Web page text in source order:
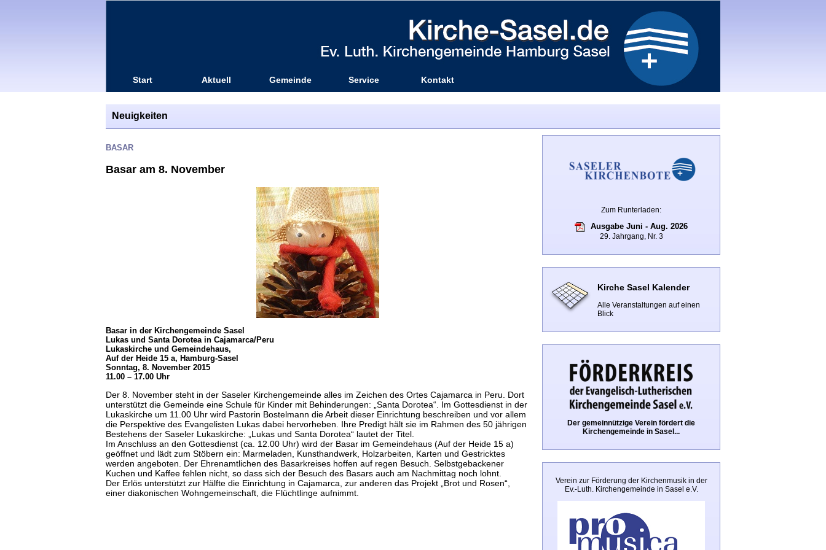
Start Aktuell Gemeinde Service Kontakt
Neuigkeiten
Zum Runterladen:
Ausgabe Juni - Aug. 2026
29. Jahrgang, Nr. 3
Kirche Sasel Kalender
Alle Veranstaltungen auf einen
Blick
Der gemeinnützige Verein fördert die
Kirchengemeinde in Sasel...
Verein zur Förderung der Kirchenmusik in der
Ev.-Luth. Kirchengemeinde in Sasel e.V.
BASAR
Basar am 8. November
Basar in der Kirchengemeinde Sasel
Lukas und Santa Dorotea in Cajamarca/Peru
Lukaskirche und Gemeindehaus,
Auf der Heide 15 a, Hamburg-Sasel
Sonntag, 8. November 2015
11.00 – 17.00 Uhr
Der 8. November steht in der Saseler Kirchengemeinde alles im Zeichen des Ortes Cajamarca in Peru. Dort
unterstützt die Gemeinde eine Schule für Kinder mit Behinderungen: „Santa Dorotea“. Im Gottesdienst in der
Lukaskirche um 11.00 Uhr wird Pastorin Bostelmann die Arbeit dieser Einrichtung beschreiben und vor allem
die Perspektive des Evangelisten Lukas dabei hervorheben. Ihre Predigt hält sie im Rahmen des 50 jährigen
Bestehens der Saseler Lukaskirche: „Lukas und Santa Dorotea“ lautet der Titel.
Im Anschluss an den Gottesdienst (ca. 12.00 Uhr) wird der Basar im Gemeindehaus (Auf der Heide 15 a)
geöffnet und lädt zum Stöbern ein: Marmeladen, Kunsthandwerk, Holzarbeiten, Karten und Gestricktes
werden angeboten. Der Ehrenamtlichen des Basarkreises hoffen auf regen Besuch. Selbstgebackener
Kuchen und Kaffee fehlen nicht, so dass sich der Besuch des Basars auch am Nachmittag noch lohnt.
Der Erlös unterstützt zur Hälfte die Einrichtung in Cajamarca, zur anderen das Projekt „Brot und Rosen“,
einer diakonischen Wohngemeinschaft, die Flüchtlinge aufnimmt.